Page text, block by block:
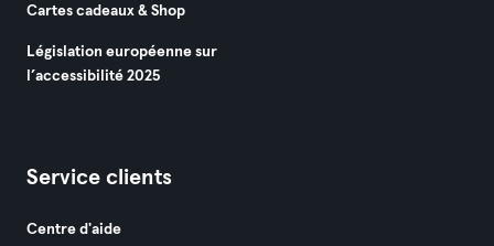
Cartes cadeaux & Shop
Législation européenne sur
l’accessibilité 2025
Service clients
Centre d'aide